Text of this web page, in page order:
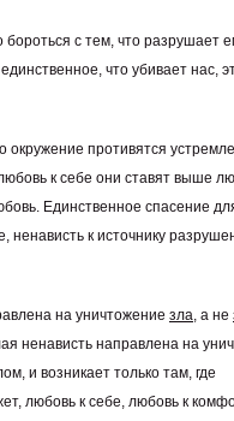
с тем, что разрушает
что убивает нас,
окружение противятся
к себе они ставят выше
Единственное спасение
к источнику
на уничтожение зла, а не
ненависть направлена на
и возникает только там, где
любовь к себе, любовь к